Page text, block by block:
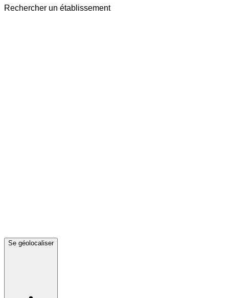
Rechercher un établissement
Se géolocaliser